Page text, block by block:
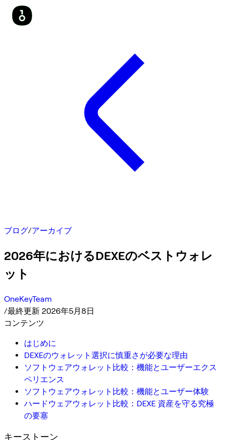
ブログ/アーカイブ
2026年におけるDEXEのベストウォレ
ット
OneKeyTeam
/最終更新 2026年5月8日
コンテンツ
はじめに
DEXEのウォレット選択に慎重さが必要な理由
ソフトウェアウォレット比較：機能とユーザーエクス
ペリエンス
ソフトウェアウォレット比較：機能とユーザー体験
ハードウェアウォレット比較：DEXE 資産を守る究極
の要塞
キーストーン